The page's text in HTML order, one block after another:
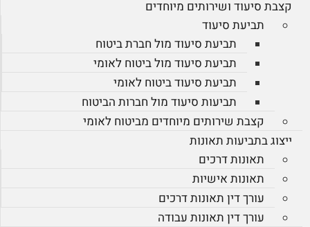
קצבת סיעוד ושירותים מיוחדים
תביעת סיעוד
תביעת סיעוד מול חברת ביטוח
תביעת סיעוד מול ביטוח לאומי
תביעת סיעוד ביטוח לאומי
תביעות סיעוד מול חברות הביטוח
קצבת שירותים מיוחדים מביטוח לאומי
ייצוג בתביעות תאונות
תאונות דרכים
תאונות אישיות
עורך דין תאונות דרכים
עורך דין תאונות עבודה